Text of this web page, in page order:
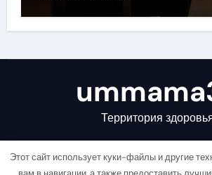
Территория
Этот сайт использует куки-файлы и другие